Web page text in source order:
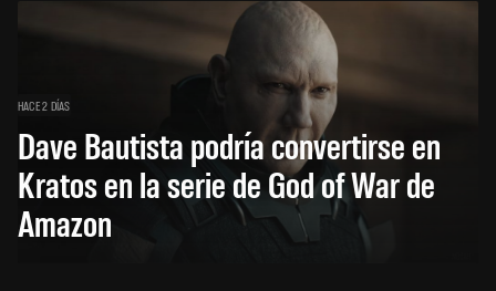
HACE 2 DÍAS
Dave Bautista podría convertirse en
Kratos en la serie de God of War de
Amazon